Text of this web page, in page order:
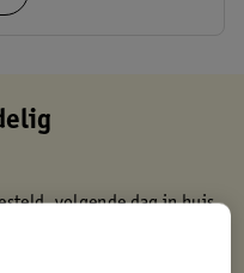
volgende dag in huis